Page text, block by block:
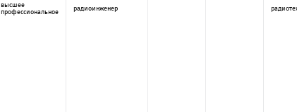
высшее
профессиональное
радиоинженер